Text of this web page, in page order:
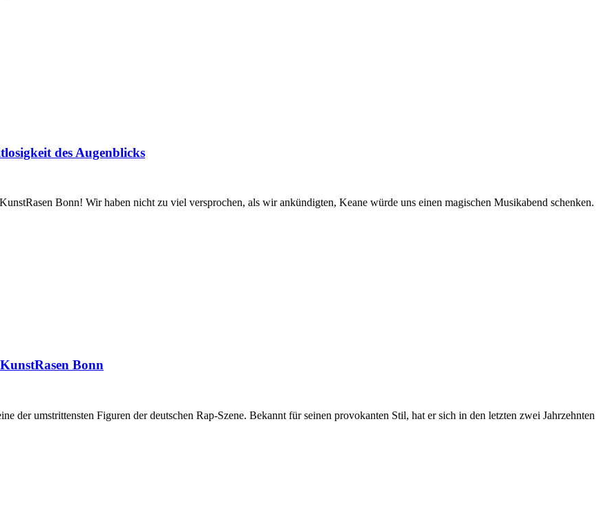
des Augenblicks
Bonn! Wir haben nicht zu viel versprochen, als wir ankündigten, Keane würde uns einen magischen Musikabend schenken.
Bonn
der umstrittensten Figuren der deutschen Rap-Szene. Bekannt für seinen provokanten Stil, hat er sich in den letzten zwei Jahrzehnten